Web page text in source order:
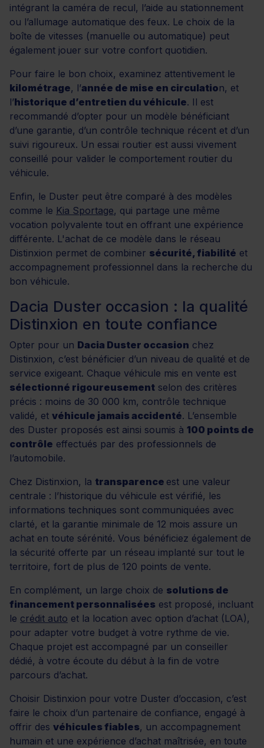
intégrant la caméra de recul, l’aide au stationnement
ou l’allumage automatique des feux. Le choix de la
boîte de vitesses (manuelle ou automatique) peut
également jouer sur votre confort quotidien.
Pour faire le bon choix, examinez attentivement le
kilométrage, l’année de mise en circulation, et
l’historique d’entretien du véhicule. Il est
recommandé d’opter pour un modèle bénéficiant
d’une garantie, d’un contrôle technique récent et d’un
suivi rigoureux. Un essai routier est aussi vivement
conseillé pour valider le comportement routier du
véhicule.
Enfin, le Duster peut être comparé à des modèles
comme le Kia Sportage, qui partage une même
vocation polyvalente tout en offrant une expérience
différente. L'achat de ce modèle dans le réseau
Distinxion permet de combiner sécurité, fiabilité et
accompagnement professionnel dans la recherche du
bon véhicule.
Dacia Duster occasion : la qualité
Distinxion en toute confiance
Opter pour un Dacia Duster occasion chez
Distinxion, c’est bénéficier d’un niveau de qualité et de
service exigeant. Chaque véhicule mis en vente est
sélectionné rigoureusement selon des critères
précis : moins de 30 000 km, contrôle technique
validé, et véhicule jamais accidenté. L’ensemble
des Duster proposés est ainsi soumis à 100 points de
contrôle effectués par des professionnels de
l’automobile.
Chez Distinxion, la transparence est une valeur
centrale : l’historique du véhicule est vérifié, les
informations techniques sont communiquées avec
clarté, et la garantie minimale de 12 mois assure un
achat en toute sérénité. Vous bénéficiez également de
la sécurité offerte par un réseau implanté sur tout le
territoire, fort de plus de 120 points de vente.
En complément, un large choix de solutions de
financement personnalisées est proposé, incluant
le crédit auto et la location avec option d’achat (LOA),
pour adapter votre budget à votre rythme de vie.
Chaque projet est accompagné par un conseiller
dédié, à votre écoute du début à la fin de votre
parcours d’achat.
Choisir Distinxion pour votre Duster d’occasion, c’est
faire le choix d’un partenaire de confiance, engagé à
offrir des véhicules fiables, un accompagnement
humain et une expérience d’achat maîtrisée, en toute